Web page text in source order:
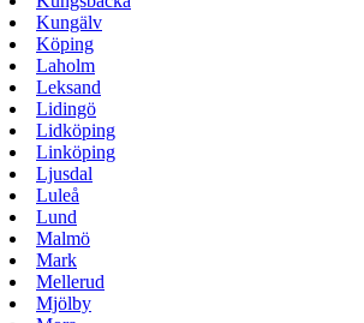
Kungälv
Köping
Laholm
Leksand
Lidingö
Lidköping
Linköping
Ljusdal
Luleå
Lund
Malmö
Mark
Mellerud
Mjölby